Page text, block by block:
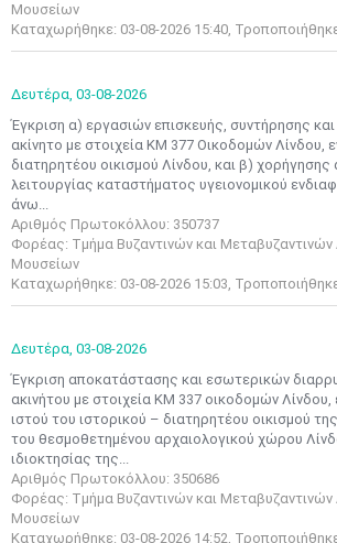
Μουσείων
Καταχωρήθηκε: 03-08-2026 15:40,
Δευτέρα, 03-08-2026
Έγκριση α) εργασιών επισκευής, συντήρησης
ακίνητο με στοιχεία ΚΜ 377 Οικοδομών Λίνδου,
διατηρητέου οικισμού Λίνδου, και β) χορήγησης
λειτουργίας καταστήματος υγειονομικού
άνω...
Αριθμός Πρωτοκόλλου: 350737
Φορέας: Τμήμα Βυζαντινών και Μεταβυζαντινών
Μουσείων
Καταχωρήθηκε: 03-08-2026 15:03,
Δευτέρα, 03-08-2026
Έγκριση αποκατάστασης και εσωτερικών
ακινήτου με στοιχεία ΚΜ 337 οικοδομών Λίνδου,
ιστού του ιστορικού – διατηρητέου οικισμού
του θεσμοθετημένου αρχαιολογικού χώρου
ιδιοκτησίας της...
Αριθμός Πρωτοκόλλου: 350686
Φορέας: Τμήμα Βυζαντινών και Μεταβυζαντινών
Μουσείων
Καταχωρήθηκε: 03-08-2026 14:52,